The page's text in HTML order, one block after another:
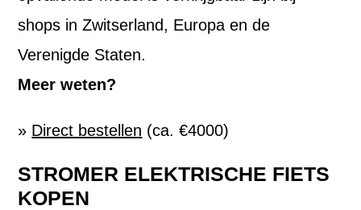
shops in Zwitserland, Europa en de
Verenigde Staten.
Meer weten?
» Direct bestellen (ca. €4000)
STROMER ELEKTRISCHE FIETS
KOPEN